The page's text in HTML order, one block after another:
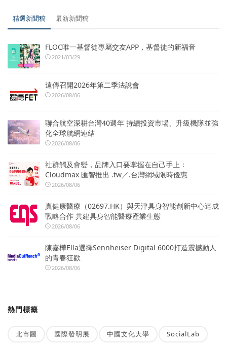
精選新聞稿 最新新聞稿
FLOC唯一基督徒專屬交友APP，基督徒的新福音
2021/03/29
遠傳召開2026年第二季法說會
2026/08/06
聯合航空深耕台灣40週年 持續投資市場、升級機隊並強
化全球航網連結
2026/08/06
社群觸及會變，品牌入口要掌握在自己手上：
Cloudmax 匯智推出 .tw／.台灣網域限時優惠
2026/08/06
真健康醫療（02697.HK）與天津具身智能創新中心達成
戰略合作 共建具身智能醫療產業生態
2026/08/06
陳嘉樺Ella選擇Sennheiser Digital 6000打造震撼動人
的青春狂歡
2026/08/06
熱門標籤
北市圖 國際發明展 中國文化大學 SocialLab